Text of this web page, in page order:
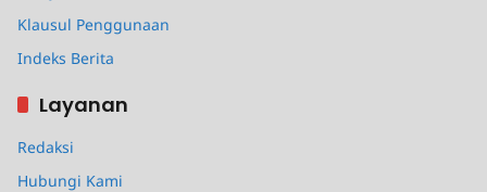
Klausul Penggunaan
Indeks Berita
Layanan
Redaksi
Hubungi Kami